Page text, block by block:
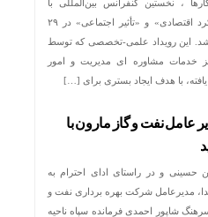
، نخستین کنفرانس بین‌المللی با
محوریت پیوند راهبردی بین «عملکرد اقتصادی» و «تأثیر اجتماعی» در ۲۹
این رویداد علمی-تخصصی که توسط
خدمات مشاوره ای مدیریت و امور
یافته، با هدف ایجاد بستری برای […]
عامل نفت و گاز مارون با
حسینی و در راستای ادای احترام به
مدیرعامل شرکت بهره برداری نفت و
شاپور احمدی فرمانده سپاه ناحیه